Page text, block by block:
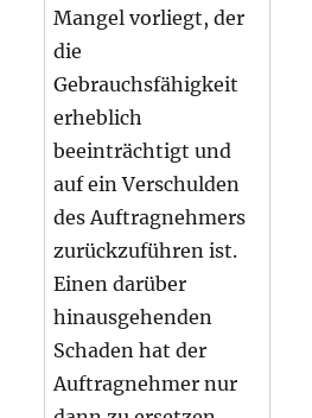
Mangel vorliegt, der
die
Gebrauchsfähigkeit
erheblich
beeinträchtigt und
auf ein Verschulden
des Auftragnehmers
zurückzuführen ist.
Einen darüber
hinausgehenden
Schaden hat der
Auftragnehmer nur